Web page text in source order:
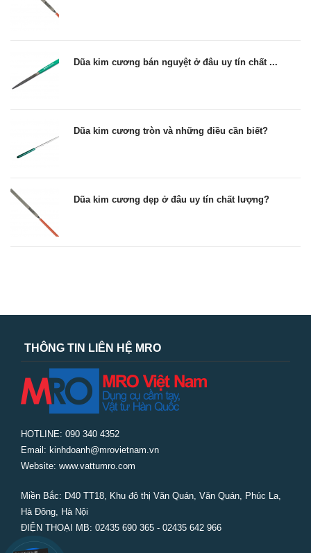
Dũa kim cương bán nguyệt ở đâu uy tín chất ...
Dũa kim cương tròn và những điều cần biết?
Dũa kim cương dẹp ở đâu uy tín chất lượng?
THÔNG TIN LIÊN HỆ MRO
HOTLINE: 090 340 4352
Email: kinhdoanh@mrovietnam.vn
Website: www.vattumro.com
Miền Bắc: D40 TT18, Khu đô thị Văn Quán, Văn Quán, Phúc La,
Hà Đông, Hà Nội
ĐIỆN THOẠI MB: 02435 690 365 - 02435 642 966